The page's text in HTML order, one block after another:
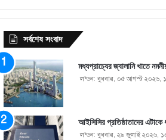
সর্বশেষ সংবাদ
মধ্যপ্রাচ্যের জ্বালানি খাতে
লন্ডন: বুধবার, ০৫ আগস্ট ২০২৬,
আইসিসির প্রতিষ্ঠাতাদের
লন্ডন: বুধবার, ২৯ জুলাই ২০২৬,